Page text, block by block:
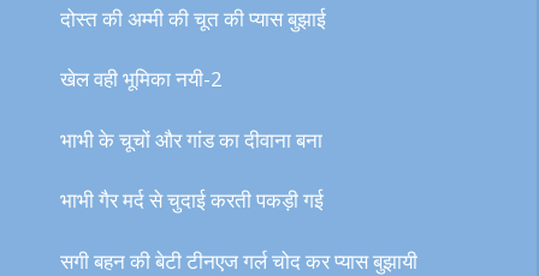
दोस्त की अम्मी की चूत की प्यास बुझाई
खेल वही भूमिका नयी-2
भाभी के चूचों और गांड का दीवाना बना
भाभी गैर मर्द से चुदाई करती पकड़ी गई
सगी बहन की बेटी टीनएज गर्ल चोद कर प्यास बुझायी